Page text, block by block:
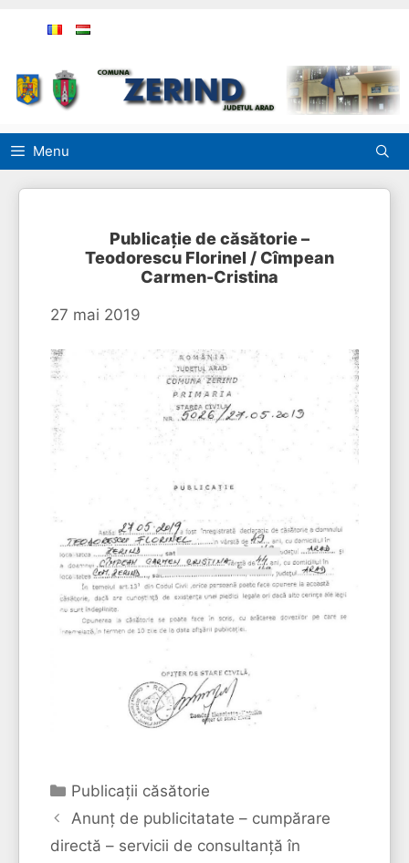
Menu
Publicație de căsătorie –
Teodorescu Florinel / Cîmpean
Carmen-Cristina
27 mai 2019
Categorii
Publicaţii căsătorie
Anunț de publicitatate – cumpărare
directă – servicii de consultanță în